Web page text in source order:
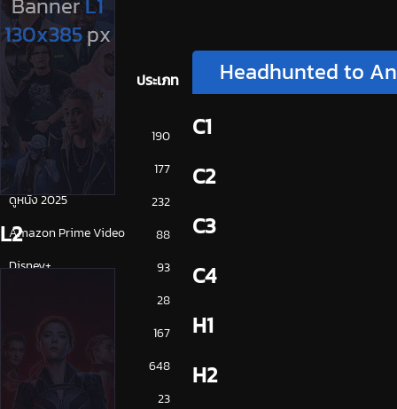
ประเภท
การ์ตูน
190
ดูซีรี่ย์ 2025
177
ดูหนัง 2025
232
Amazon Prime Video
88
Disney+
93
28
167
NETFLIX
648
23
Headhunted to
C1
C2
C3
C4
H1
H2
L2